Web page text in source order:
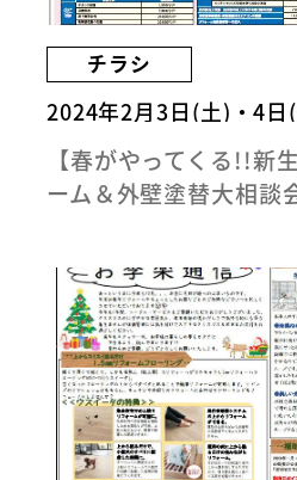
チラシ
2024年2月3日(土)・4日
【春がやってくる!!新
ーム＆外壁塗替大相談